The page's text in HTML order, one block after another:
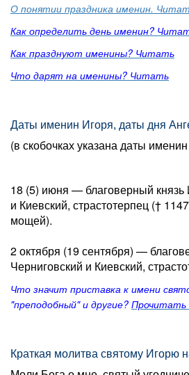
О понятии праздника именин.
Как определить день именин?
Как празднуют именины? Читать
Что дарят на именины? Читать
Даты именин Игоря, даты дня
(в скобочках указана даты
18 (5) июня — благоверный князь
и Киевский, страстотерпец (†
мощей).
2 октября (19 сентября) —
Черниговский и Киевский,
Что значит приставка к имени
"преподобный" и другие? Прочитать
Краткая молитва святому Игорю